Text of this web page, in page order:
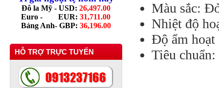
Đô la Mỹ - USD: 26,497.00
Euro - EUR: 31,711.00
Bảng Anh- GBP: 36,196.00
HỖ TRỢ TRỰC TUYẾN
Màu sắc:
Nhiệt độ
Độ ẩm hoạt
Tiêu